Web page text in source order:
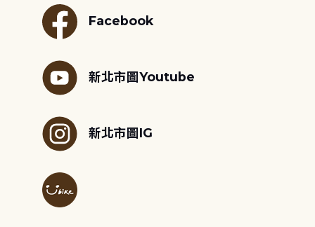
Facebook
新北市圖Youtube
新北市圖IG